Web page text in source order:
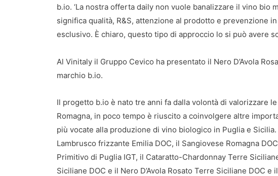
b.io. ‘La nostra offerta daily non vuole banalizzare il vino bio
significa qualità, R&S, attenzione al prodotto e prevenzione
esclusivo. È chiaro, questo tipo di approccio lo si può avere
Al Vinitaly il Gruppo Cevico ha presentato il Nero D’Avola
marchio b.io.
Il progetto b.io è nato tre anni fa dalla volontà di valorizzare
Romagna, in poco tempo è riuscito a coinvolgere altre
più vocate alla produzione di vino biologico in Puglia e
Lambrusco frizzante Emilia DOC, il Sangiovese Romagna
Primitivo di Puglia IGT, il Cataratto-Chardonnay Terre
Siciliane DOC e il Nero D’Avola Rosato Terre Siciliane DOC